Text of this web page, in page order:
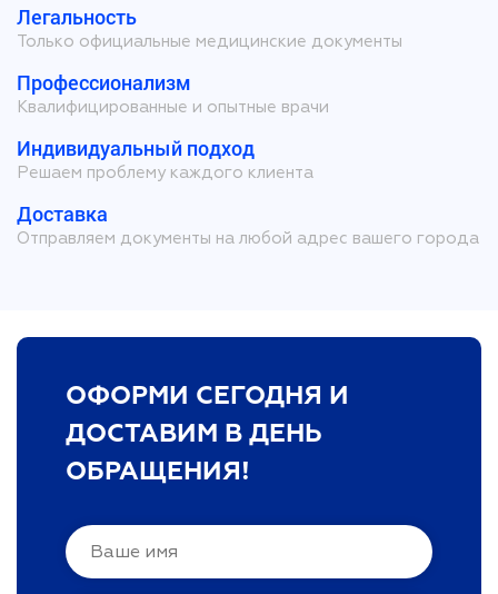
Легальность
Только официальные медицинские документы
Профессионализм
Квалифицированные и опытные врачи
Индивидуальный подход
Решаем проблему каждого клиента
Доставка
Отправляем документы на любой адрес вашего города
ОФОРМИ СЕГОДНЯ И
ДОСТАВИМ В ДЕНЬ
ОБРАЩЕНИЯ!